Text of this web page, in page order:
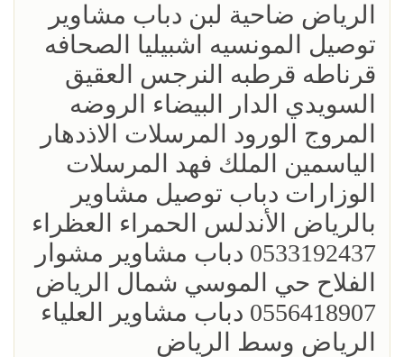
الرياض ضاحية لبن دباب مشاوير
توصيل المونسيه اشبيليا الصحافه
قرناطه قرطبه النرجس العقيق
السويدي الدار البيضاء الروضه
المروج الورود المرسلات الاذدهار
الياسمين الملك فهد المرسلات
الوزارات دباب توصيل مشاوير
بالرياض الأندلس الحمراء العظراء
0533192437 دباب مشاوير مشوار
الفلاح حي الموسي شمال الرياض
0556418907 دباب مشاوير العلياء
الرياض وسط الرياض